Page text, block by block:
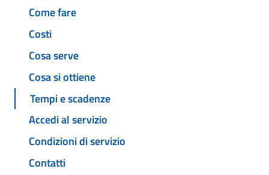
Come fare
Costi
Cosa serve
Cosa si ottiene
Tempi e scadenze
Accedi al servizio
Condizioni di servizio
Contatti